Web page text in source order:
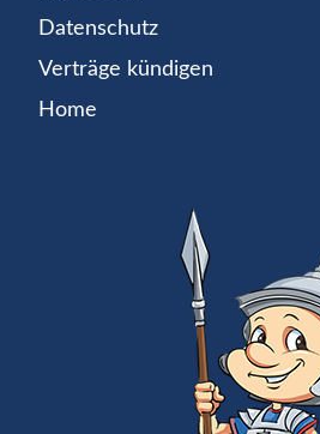
Datenschutz
Verträge kündigen
Home